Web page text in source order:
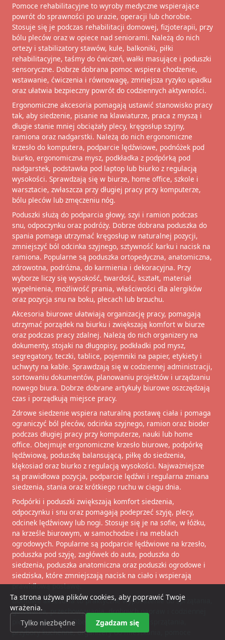
Pomoce rehabilitacyjne to wyroby medyczne wspierające
powrót do sprawności po urazie, operacji lub chorobie.
Stosuje się je podczas rehabilitacji domowej, fizjoterapii, przy
bólu pleców oraz w opiece nad seniorami. Należą do nich
ortezy i stabilizatory stawów, kule, balkoniki, piłki
rehabilitacyjne, taśmy do ćwiczeń, wałki masujące i poduszki
sensoryczne. Dobrze dobrana pomoc wspiera chodzenie,
wstawanie, ćwiczenia i równowagę, zmniejsza ryzyko upadku
oraz ułatwia bezpieczny powrót do codziennych aktywności.
Ergonomiczne akcesoria pomagają ustawić stanowisko pracy
tak, aby siedzenie, pisanie na klawiaturze, praca z myszą i
długie stanie mniej obciążały plecy, kręgosłup szyjny,
ramiona oraz nadgarstki. Należą do nich ergonomiczne
krzesło do komputera, podparcie lędźwiowe, podnóżek pod
biurko, ergonomiczna mysz, podkładka z podpórką pod
nadgarstek, podstawka pod laptop lub biurko z regulacją
wysokości. Sprawdzają się w biurze, home office, szkole i
warsztacie, zwłaszcza przy długiej pracy przy komputerze,
bólu pleców lub zmęczeniu nóg.
Poduszki służą do podparcia głowy, szyi i ramion podczas
snu, odpoczynku oraz podróży. Dobrze dobrana poduszka do
spania pomaga utrzymać kręgosłup w naturalnej pozycji,
zmniejszyć ból odcinka szyjnego, sztywność karku i nacisk na
ramiona. Popularne są poduszka ortopedyczna, anatomiczna,
zdrowotna, podróżna, do karmienia i dekoracyjna. Przy
wyborze liczy się wysokość, twardość, kształt, materiał
wypełnienia, możliwość prania, właściwości dla alergików
oraz pozycja snu na boku, plecach lub brzuchu.
Akcesoria biurowe ułatwiają organizację pracy, pomagają
utrzymać porządek na biurku i zwiększają komfort w biurze
oraz podczas pracy zdalnej. Należą do nich organizery na
dokumenty, stojaki na długopisy, podkładki pod mysz,
segregatory, teczki, tablice, pojemniki na papier, etykiety i
uchwyty na kable. Sprawdzają się w codziennej administracji,
sortowaniu dokumentów, planowaniu projektów i urządzaniu
nowego biura. Dobrze dobrane artykuły biurowe oszczędzają
czas i porządkują miejsce pracy.
Zdrowe siedzenie wspiera naturalną postawę ciała i pomaga
ograniczyć ból pleców, odcinka szyjnego, ramion oraz bioder
podczas długiej pracy przy komputerze, nauki lub home
office. Obejmuje ergonomiczne krzesło biurowe, podpórkę
lędźwiową, poduszkę balansującą, piłkę do siedzenia,
klękosiad oraz biurko z regulacją wysokości. Najważniejsze
są prawidłowa pozycja, podparcie lędźwi i regularna zmiana
siedzenia, stania oraz krótkiego ruchu w ciągu dnia.
Podpórki i poduszki zwiększają komfort siedzenia,
odpoczynku i snu oraz pomagają podeprzeć szyję, plecy,
odcinek lędźwiowy lub nogi. Stosuje się je na sofie, w łóżku,
na krześle biurowym, w samochodzie i na meblach
ogrodowych. Popularne są podparcie lędźwiowe na krzesło,
poduszka pod szyję, zagłówek do auta, poduszka do
siedzenia, poduszka anatomiczna oraz poduszki ogrodowe i
siedziska, które zmniejszają nacisk na ciało i wspierają
prawidłową postawę.
Domowe akcesoria to praktyczne wyposażenie do sprzątania,
gotowania, przechowywania, drobnych napraw i codziennej
pielęgnacji domu. Obejmują akcesoria do sprzątania,
przybory kuchenne, organizery do mieszkania, pomoce
Ta strona używa plików cookies, aby poprawić Twoje
wrażenia.
Tylko niezbędne
Zgadzam się